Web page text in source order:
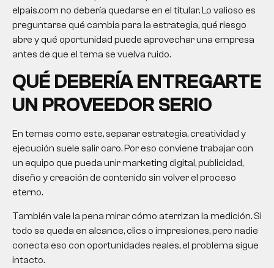
elpais.com no debería quedarse en el titular. Lo valioso es
preguntarse qué cambia para la estrategia, qué riesgo
abre y qué oportunidad puede aprovechar una empresa
antes de que el tema se vuelva ruido.
QUÉ DEBERÍA ENTREGARTE
UN PROVEEDOR SERIO
En temas como este, separar estrategia, creatividad y
ejecución suele salir caro. Por eso conviene trabajar con
un equipo que pueda unir marketing digital, publicidad,
diseño y creación de contenido sin volver el proceso
eterno.
También vale la pena mirar cómo aterrizan la medición. Si
todo se queda en alcance, clics o impresiones, pero nadie
conecta eso con oportunidades reales, el problema sigue
intacto.